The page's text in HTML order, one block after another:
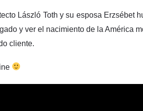
László Toth y su esposa Erzsébet
y ver el nacimiento de la América
cliente.